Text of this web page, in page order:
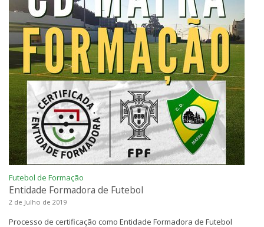
Futebol de Formação
Entidade Formadora de Futebol
2 de Julho de 2019
Processo de certificação como Entidade Formadora de Futebol